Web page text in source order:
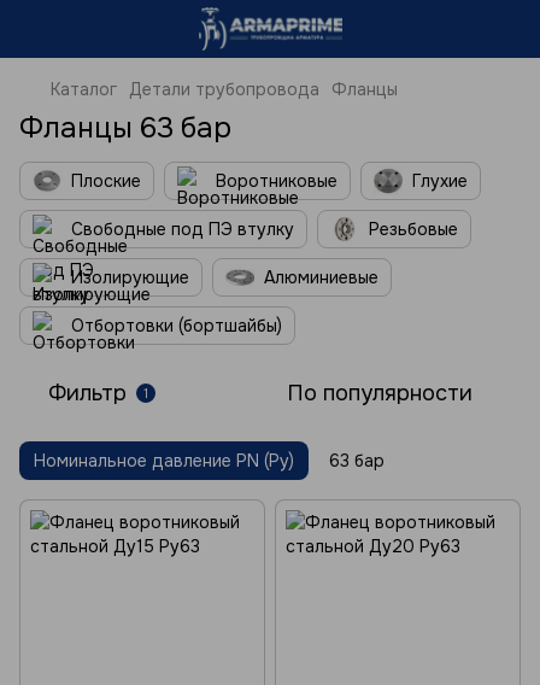
Каталог Детали трубопровода Фланцы
Фланцы 63 бар
Плоские Воротниковые Глухие
Свободные под ПЭ втулку Резьбовые
Изолирующие Алюминиевые
Отбортовки (бортшайбы)
Фильтр 1 По популярности
Номинальное давление PN (Ру) 63 бар